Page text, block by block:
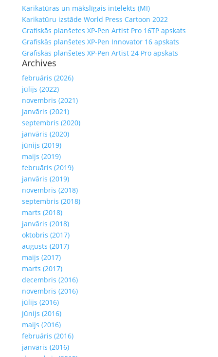
Karikatūras un mākslīgais intelekts (MI)
Karikatūru izstāde World Press Cartoon 2022
Grafiskās planšetes XP-Pen Artist Pro 16TP apskats
Grafiskās planšetes XP-Pen Innovator 16 apskats
Grafiskās planšetes XP-Pen Artist 24 Pro apskats
Archives
februāris (2026)
jūlijs (2022)
novembris (2021)
janvāris (2021)
septembris (2020)
janvāris (2020)
jūnijs (2019)
maijs (2019)
februāris (2019)
janvāris (2019)
novembris (2018)
septembris (2018)
marts (2018)
janvāris (2018)
oktobris (2017)
augusts (2017)
maijs (2017)
marts (2017)
decembris (2016)
novembris (2016)
jūlijs (2016)
jūnijs (2016)
maijs (2016)
februāris (2016)
janvāris (2016)